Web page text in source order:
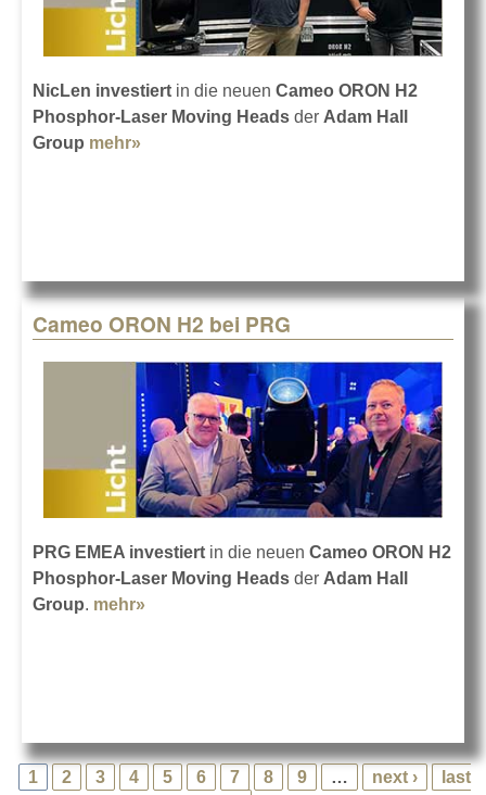
NicLen investiert in die neuen Cameo ORON H2
Phosphor-Laser Moving Heads der Adam Hall
Group mehr»
Cameo ORON H2 bei PRG
PRG EMEA investiert in die neuen Cameo ORON H2
Phosphor-Laser Moving Heads der Adam Hall
Group. mehr»
1 2 3 4 5 6 7 8 9 … next ›
last